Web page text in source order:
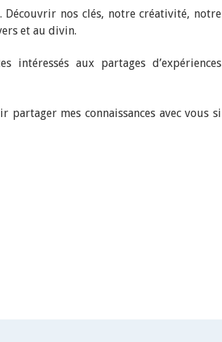
nos clés, notre créativité, notre
et au divin.
intéressés aux partages d’expériences
partager mes connaissances avec vous si